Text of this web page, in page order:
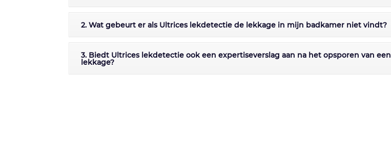
2. Wat gebeurt er als Ultrices lekdetectie de lekkage in mijn badkamer niet vindt?
3. Biedt Ultrices lekdetectie ook een expertiseverslag aan na het opsporen van een
lekkage?